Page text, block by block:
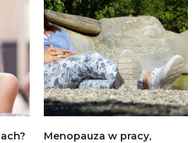
Menopauza w pracy,